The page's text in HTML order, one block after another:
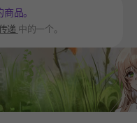
品。
递 中的一个。